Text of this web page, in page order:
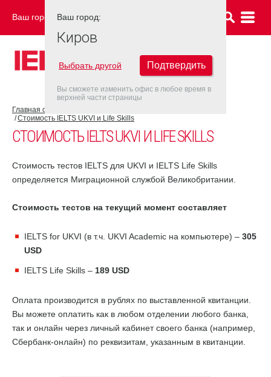
Ваш город: КИРОВ
Главная страница
Стоимость IELTS UKVI и Life Skills
СТОИМОСТЬ IELTS UKVI И LIFE SKILLS
Стоимость тестов IELTS для UKVI и IELTS Life Skills
определяется Миграционной службой Великобритании.
Стоимость тестов на текущий момент составляет
IELTS for UKVI (в т.ч. UKVI Academic на компьютере) – 305
USD
IELTS Life Skills – 189 USD
Оплата производится в рублях по выставленной квитанции.
Вы можете оплатить как в любом отделении любого банка,
так и онлайн через личный кабинет своего банка (например,
Сбербанк-онлайн) по реквизитам, указанным в квитанции.
Ваш город:
Киров
Выбрать другой Подтвердить
Вы сможете изменить офис в любое время в
верхней части страницы